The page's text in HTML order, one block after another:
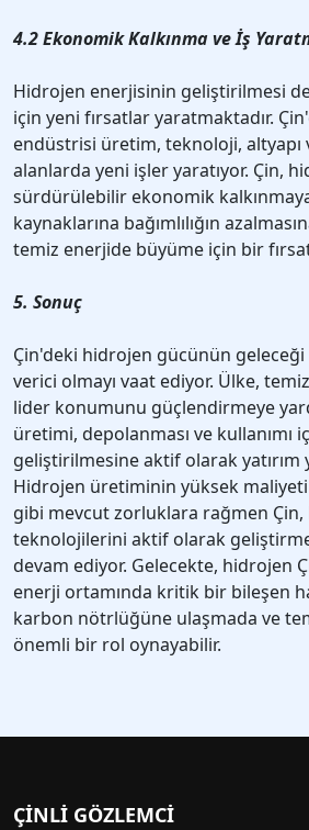
4.2 Ekonomik Kalkınma ve İş
Hidrojen enerjisinin geliştirilmesi
için yeni fırsatlar yaratmaktadır.
endüstrisi üretim, teknoloji, altyapı
alanlarda yeni işler yaratıyor. Çin,
sürdürülebilir ekonomik
kaynaklarına bağımlılığın
temiz enerjide büyüme için bir
5. Sonuç
Çin'deki hidrojen gücünün
verici olmayı vaat ediyor. Ülke,
lider konumunu güçlendirmeye
üretimi, depolanması ve kullanımı
geliştirilmesine aktif olarak yatırım
Hidrojen üretiminin yüksek maliyeti
gibi mevcut zorluklara rağmen
teknolojilerini aktif olarak
devam ediyor. Gelecekte, hidrojen
enerji ortamında kritik bir bileşen
karbon nötrlüğüne ulaşmada ve
önemli bir rol oynayabilir.
ÇINLI GÖZLEMCI